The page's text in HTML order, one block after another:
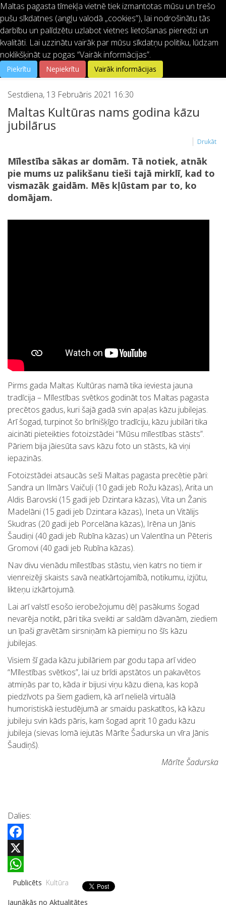
64621401 info@malta.lv
Sestdiena, 13 Februāris 2021 16:30
Maltas Kultūras nams godina kāzu
jubilārus
Drukāt
Mīlestība sākas ar domām. Tā notiek, atnāk
pie mums uz palikšanu tieši tajā mirklī, kad to
vismazāk gaidām. Mēs kļūstam par to, ko
domājam.
Pirms gada Maltas Kultūras namā tika ieviesta jauna
tradīcija – Mīlestības svētkos godināt tos Maltas pagasta
precētos gadus, kuri šajā gadā svin apaļas kāzu jubilejas.
Arī šogad, turpinot šo brīnišķīgo tradīciju, kāzu jubilāri tika
aicināti pieteikties fotoizstādei “Mūsu mīlestības stāsts”.
Pāriem bija jāiesūta savs kāzu foto un stāsts, kā viņi
iepazinās.
Fotoizstādei atsaucās seši Maltas pagasta precētie pāri:
Sandra un Ilmārs Vaičuļi (10 gadi jeb Rožu kāzas), Arita un
Aldis Barovski (15 gadi jeb Dzintara kāzas), Vita un Žanis
Madelāni (15 gadi jeb Dzintara kāzas), Ineta un Vitālijs
Skudras (20 gadi jeb Porcelāna kāzas), Irēna un Jānis
Šaudiņi (40 gadi jeb Rubīna kāzas) un Valentīna un Pēteris
Gromovi (40 gadi jeb Rubīna kāzas).
Nav divu vienādu mīlestības stāstu, vien katrs no tiem ir
vienreizēji skaists savā neatkārtojamībā, notikumu, izjūtu,
likteņu izkārtojumā.
Lai arī valstī esošo ierobežojumu dēļ pasākums šogad
nevarēja notikt, pāri tika sveikti ar saldām dāvanām, ziediem
un īpaši gravētām sirsniņām kā piemiņu no šīs kāzu
jubilejas.
Visiem šī gada kāzu jubilāriem par godu tapa arī video
“Mīlestības svētkos”, lai uz brīdi apstātos un pakavētos
atmiņās par to, kāda ir bijusi viņu kāzu diena, kas kopā
piedzīvots pa šiem gadiem, kā arī nelielā virtuālā
humoristiskā iestudējumā ar smaidu paskatītos, kā kāzu
jubileju svin kāds pāris, kam šogad aprit 10 gadu kāzu
jubileja (sievas lomā iejutās Mārīte Šadurska un vīra Jānis
Šaudiņš).
Mārīte Šadurska
Dalies:
Facebook
X
WhatsApp
Publicēts Kultūra
Jaunākās no Aktualitātes
Maltas pagasta tīmekļa vietnē tiek izmantotas mūsu un trešo
pušu sīkdatnes (angļu valodā „cookies”), lai nodrošinātu tās
darbību un palīdzētu uzlabot vietnes lietošanas pieredzi un
kvalitāti. Lai uzzinātu vairāk par mūsu sīkdatņu politiku, lūdzam
noklikšķināt uz pogas “Vairāk informācijas”.
Piekrītu Nepiekrītu Vairāk informācijas